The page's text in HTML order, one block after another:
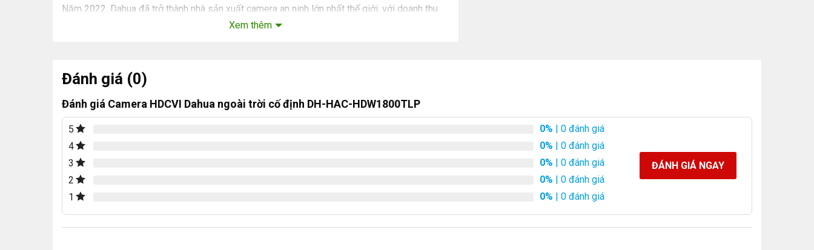
Năm 2022, Dahua đã trở thành nhà sản xuất camera an ninh lớn nhất thế giới, với doanh thu
Xem thêm
Đánh giá (0)
Đánh giá Camera HDCVI Dahua ngoài trời cố định DH-HAC-HDW1800TLP
5 0% | 0 đánh giá
4
0% | 0 đánh giá
3
0% | 0 đánh giá
2
0% | 0 đánh giá
1
0% | 0 đánh giá
ĐÁNH GIÁ NGAY